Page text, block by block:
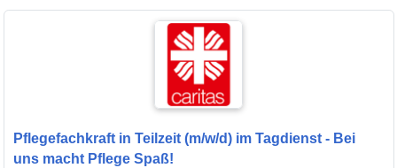
Pflegefachkraft in Teilzeit (m/w/d) im Tagdienst - Bei
uns macht Pflege Spaß!